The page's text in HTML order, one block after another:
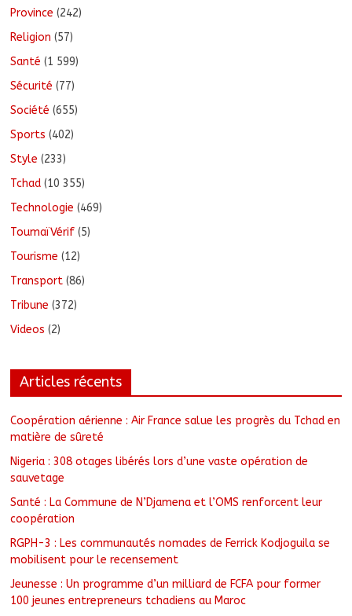
Province (242)
Religion (57)
Santé (1 599)
Sécurité (77)
Société (655)
Sports (402)
Style (233)
Tchad (10 355)
Technologie (469)
ToumaïVérif (5)
Tourisme (12)
Transport (86)
Tribune (372)
Videos (2)
Articles récents
Coopération aérienne : Air France salue les progrès du Tchad en
matière de sûreté
Nigeria : 308 otages libérés lors d’une vaste opération de
sauvetage
Santé : La Commune de N’Djamena et l’OMS renforcent leur
coopération
RGPH-3 : Les communautés nomades de Ferrick Kodjoguila se
mobilisent pour le recensement
Jeunesse : Un programme d’un milliard de FCFA pour former
100 jeunes entrepreneurs tchadiens au Maroc